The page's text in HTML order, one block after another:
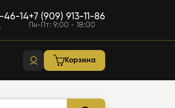
46-14+7 (909) 913-11-86
Пн-Пт: 9:00 - 18:00
Корзина